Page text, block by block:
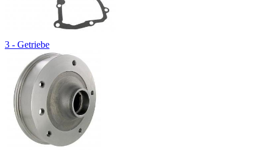
3 - Getriebe